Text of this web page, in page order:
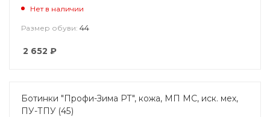
Нет в наличии
Размер обуви: 44
2 652 ₽
Ботинки "Профи-Зима РТ", кожа, МП МС, иск. мех,
ПУ-ТПУ (45)